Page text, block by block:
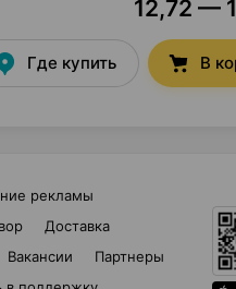
12,72 —
Где купить В
рекламы
Доставка
Вакансии
Партнеры